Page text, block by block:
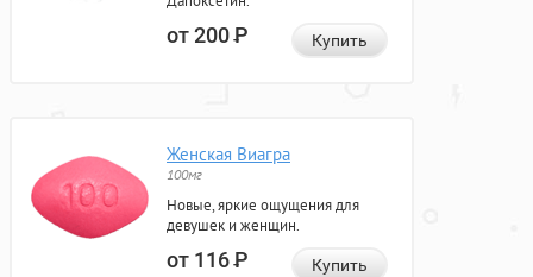
от 200Р Купить
Женская Виагра
100мг
Новые, яркие ощущения для
девушек и женщин.
от 116Р Купить